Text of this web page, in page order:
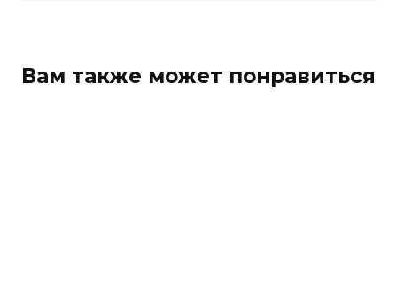
Вам также может понравиться